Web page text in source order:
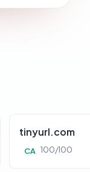
tinyurl.com
CA 100/100